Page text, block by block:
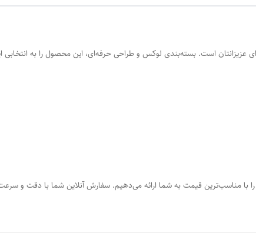
عزیزانتان است. بسته‌بندی لوکس و طراحی حرفه‌ای، این محصول را به
را با مناسب‌ترین قیمت به شما ارائه می‌دهیم. سفارش آنلاین شما با دقت و